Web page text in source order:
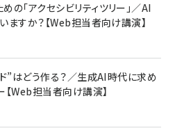
の「アクセシビリティツリー」／AI
ますか？【Web担当者向け講演】
”はどう作る？／生成AI時代に求め
Web担当者向け講演】